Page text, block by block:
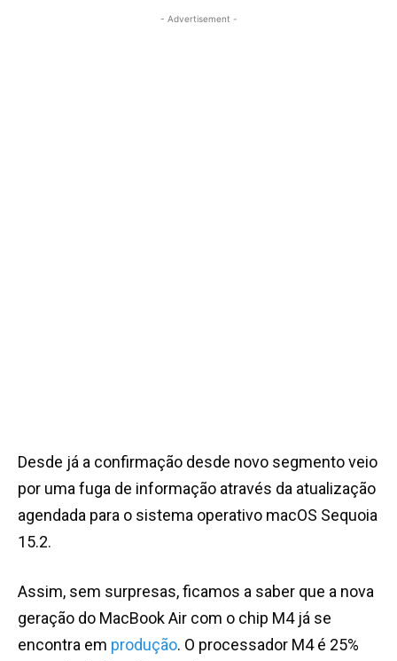
- Advertisement -
Desde já a confirmação desde novo segmento veio
por uma fuga de informação através da atualização
agendada para o sistema operativo macOS Sequoia
15.2.
Assim, sem surpresas, ficamos a saber que a nova
geração do MacBook Air com o chip M4 já se
encontra em produção. O processador M4 é 25%